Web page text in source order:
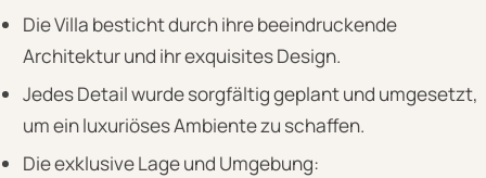
Die Villa besticht durch ihre beeindruckende
Architektur und ihr exquisites Design.
Jedes Detail wurde sorgfältig geplant und umgesetzt,
um ein luxuriöses Ambiente zu schaffen.
Die exklusive Lage und Umgebung: